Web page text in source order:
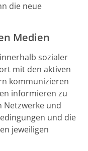
die neue
Medien
sozialer
mit den aktiven
kommunizieren
informieren zu
Netzwerke und
und die
jeweiligen